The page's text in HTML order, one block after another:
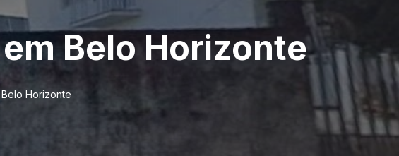
Belo Horizonte
Horizonte